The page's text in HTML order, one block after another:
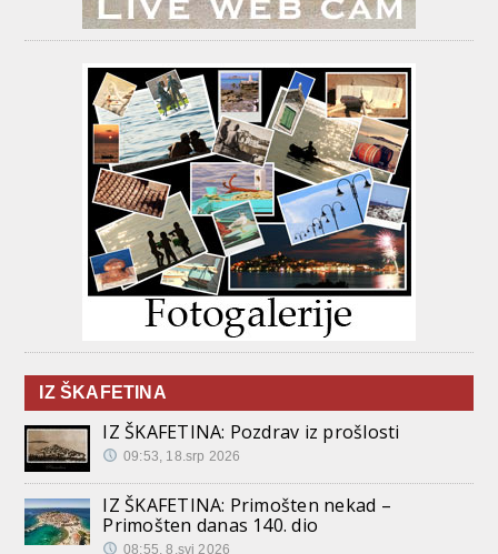
IZ ŠKAFETINA
IZ ŠKAFETINA: Pozdrav iz prošlosti
09:53, 18.srp 2026
IZ ŠKAFETINA: Primošten nekad –
Primošten danas 140. dio
08:55, 8.svi 2026